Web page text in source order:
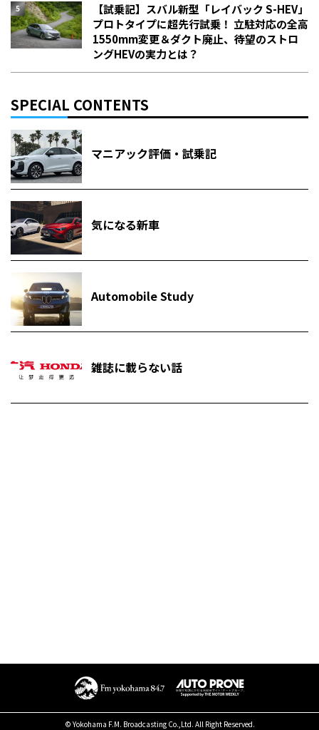
【試乗記】スバル新型「レイバック S-HEV」
プロトタイプに超先行試乗！ 立駐対応の全高
1550mm変更＆ダクト廃止、待望のストロ
ングHEVの実力とは？
SPECIAL CONTENTS
マニアック評価・試乗記
気になる新車
Automobile Study
雑誌に載らない話
© Yokohama F.M. Broadcasting Co.,Ltd. All Right Reserved.